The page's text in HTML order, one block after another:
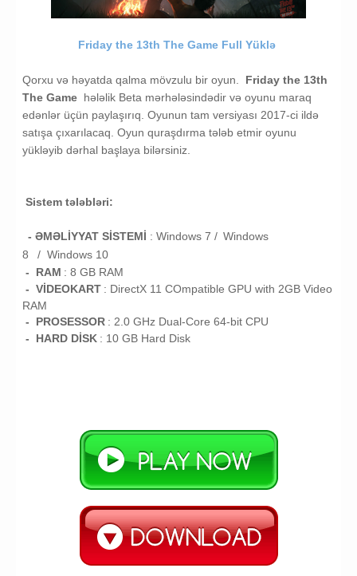
Friday the 13th The Game Full Yüklə
Qorxu və həyatda qalma mövzulu bir oyun.
Friday the 13th
The Game hələlik Beta mərhələsindədir və oyunu maraq
edənlər üçün paylaşırıq. Oyunun tam versiyası 2017-ci ildə
satışa çıxarılacaq. Oyun quraşdırma tələb etmir oyunu
yükləyib dərhal başlaya bilərsiniz.
Sistem tələbləri:
- ƏMƏLİYYAT SİSTEMİ : Windows 7 / Windows
8
/ Windows 10
- RAM : 8 GB RAM
- VİDEOKART : DirectX 11 COmpatible GPU with 2GB Video
RAM
- PROSESSOR : 2.0 GHz Dual-Core 64-bit CPU
- HARD DİSK : 10 GB Hard Disk